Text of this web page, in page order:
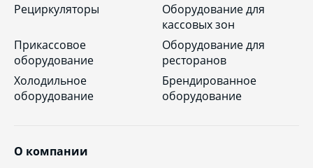
Рециркуляторы
Оборудование для
кассовых зон
Прикассовое
оборудование
Оборудование для
ресторанов
Холодильное
оборудование
Брендированное
оборудование
О компании